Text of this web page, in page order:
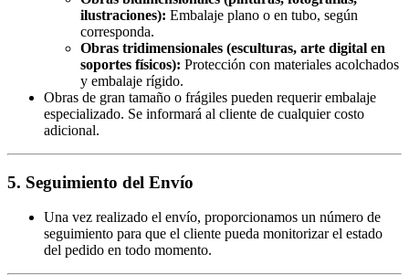
ilustraciones): Embalaje plano o en tubo, según
corresponda.
Obras tridimensionales (esculturas, arte digital en
soportes físicos): Protección con materiales acolchados
y embalaje rígido.
Obras de gran tamaño o frágiles pueden requerir embalaje
especializado. Se informará al cliente de cualquier costo
adicional.
5. Seguimiento del Envío
Una vez realizado el envío, proporcionamos un número de
seguimiento para que el cliente pueda monitorizar el estado
del pedido en todo momento.